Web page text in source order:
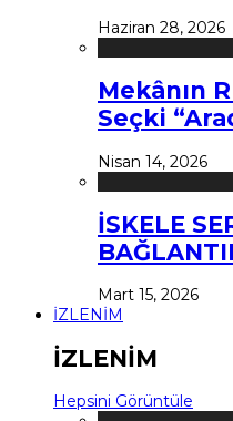
Haziran 28, 2026
Mekânın
Seçki
Nisan 14, 2026
İSKELE
Mart 15, 2026
İZLENİM
İZLENİM
Hepsini Görüntüle